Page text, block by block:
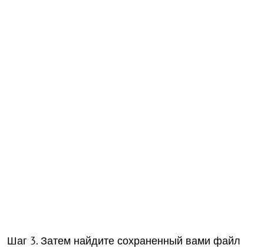
Шаг 3. Затем найдите сохраненный вами файл